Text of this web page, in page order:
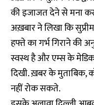
की इजाजत देने से मना
अख़बार ने लिखा कि
हफ्ते का गर्भ गिराने की
स्वस्थ है और एम्स के
दिखी. ख़बर के मुताबिक,
नहीं रोक सकते.